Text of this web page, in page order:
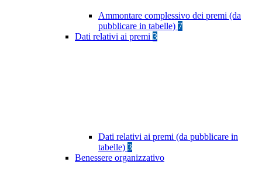
Ammontare complessivo dei premi (da
pubblicare in tabelle) 7
Dati relativi ai premi 3
Dati relativi ai premi (da pubblicare in
tabelle) 3
Benessere organizzativo